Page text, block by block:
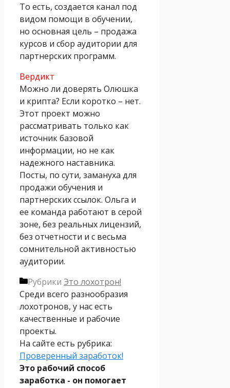
То есть, создается канал под
видом помощи в обучении,
но основная цель – продажа
курсов и сбор аудитории для
партнерских программ.
Вердикт
Можно ли доверять Олюшка
и крипта? Если коротко – нет.
Этот проект можно
рассматривать только как
источник базовой
информации, но не как
надежного наставника.
Посты, по сути, замануха для
продажи обучения и
партнерских ссылок. Ольга и
ее команда работают в серой
зоне, без реальных лицензий,
без отчетности и с весьма
сомнительной активностью
аудитории.
Рубрики Это лохотрон!
Среди всего разнообразия
лохотронов, у нас есть
качественные и рабочие
проекты.
На сайте есть рубрика:
Проверенный заработок!
Это рабочий способ
заработка - он помогает